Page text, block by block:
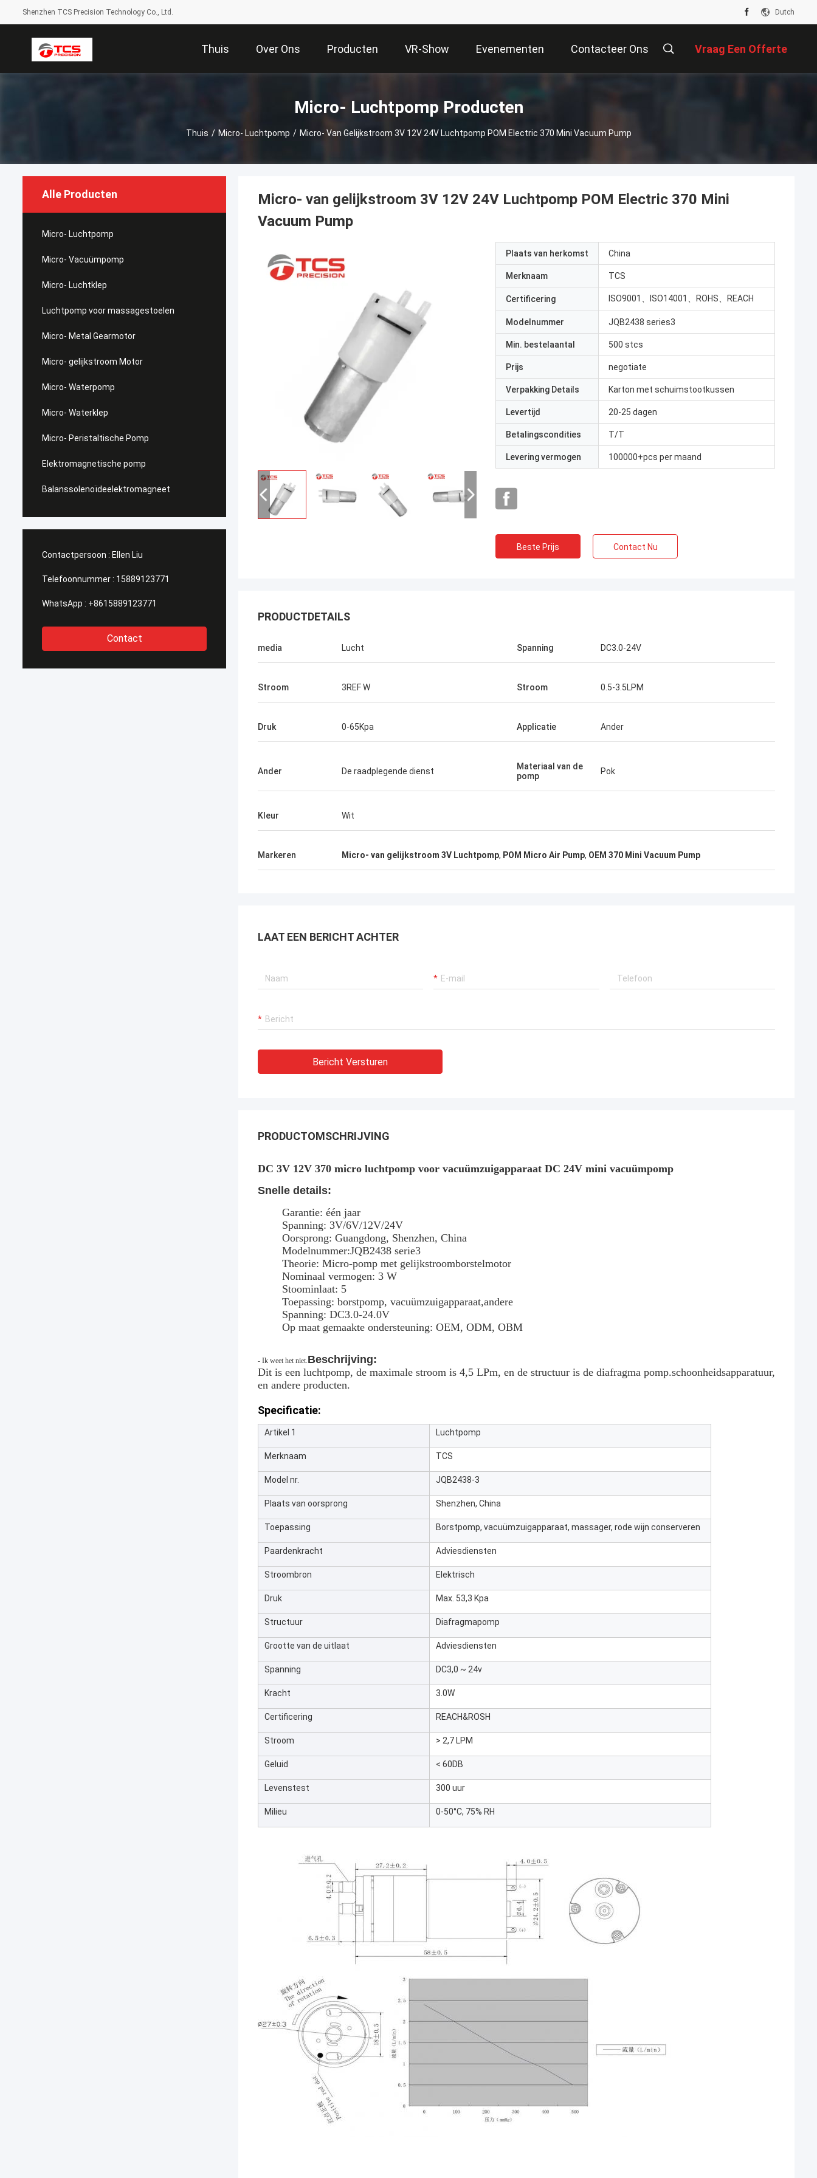
Shenzhen TCS Precision Technology Co., Ltd. Dutch
Thuis Over Ons Producten VR-Show Evenementen Contacteer Ons Vraag Een Offerte
Micro- Luchtpomp Producten
Thuis / Micro- Luchtpomp / Micro- Van Gelijkstroom 3V 12V 24V Luchtpomp POM Electric 370 Mini Vacuum Pump
Alle Producten
Micro- Luchtpomp
Micro- Vacuümpomp
Micro- Luchtklep
Luchtpomp voor massagestoelen
Micro- Metal Gearmotor
Micro- gelijkstroom Motor
Micro- Waterpomp
Micro- Waterklep
Micro- Peristaltische Pomp
Elektromagnetische pomp
Balanssolenoïdeelektromagneet
Contactpersoon : Ellen Liu
Telefoonnummer : 15889123771
WhatsApp : +8615889123771
Contact
Micro- van gelijkstroom 3V 12V 24V Luchtpomp POM Electric 370 Mini
Vacuum Pump
Plaats van herkomst China
Merknaam TCS
Certificering ISO9001、ISO14001、ROHS、REACH
Modelnummer JQB2438 series3
Min. bestelaantal 500 stcs
Prijs negotiate
Verpakking Details Karton met schuimstootkussen
Levertijd 20-25 dagen
Betalingscondities T/T
Levering vermogen 100000+pcs per maand
Beste Prijs Contact Nu
PRODUCTDETAILS
media Lucht Spanning DC3.0-24V
Stroom 3REF W Stroom 0.5-3.5LPM
Druk 0-65Kpa Applicatie Ander
Ander De raadplegende dienst
Materiaal van de
pomp
Pok
Kleur Wit
Markeren Micro- van gelijkstroom 3V Luchtpomp, POM Micro Air Pump, OEM 370 Mini Vacuum Pump
LAAT EEN BERICHT ACHTER
Bericht Versturen
PRODUCTOMSCHRIJVING
DC 3V 12V 370 micro luchtpomp voor vacuümzuigapparaat DC 24V mini vacuümpomp
Snelle details:
Garantie: één jaar
Spanning: 3V/6V/12V/24V
Oorsprong: Guangdong, Shenzhen, China
Modelnummer:JQB2438 serie3
Theorie: Micro-pomp met gelijkstroomborstelmotor
Nominaal vermogen: 3 W
Stoominlaat: 5
Toepassing: borstpomp, vacuümzuigapparaat,andere
Spanning: DC3.0-24.0V
Op maat gemaakte ondersteuning: OEM, ODM, OBM
- Ik weet het niet.Beschrijving:
Dit is een luchtpomp, de maximale stroom is 4,5 LPm, en de structuur is de diafragma pomp.schoonheidsapparatuur,
en andere producten.
Specificatie:
Artikel 1 Luchtpomp
Merknaam TCS
Model nr. JQB2438-3
Plaats van oorsprong Shenzhen, China
Toepassing Borstpomp, vacuümzuigapparaat, massager, rode wijn conserveren
Paardenkracht Adviesdiensten
Stroombron Elektrisch
Druk Max. 53,3 Kpa
Structuur Diafragmapomp
Grootte van de uitlaat Adviesdiensten
Spanning DC3,0 ~ 24v
Kracht 3.0W
Certificering REACH&ROSH
Stroom > 2,7 LPM
Geluid < 60DB
Levenstest 300 uur
Milieu 0-50°C, 75% RH